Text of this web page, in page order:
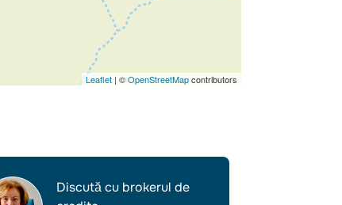
Leaflet | ©OpenStreetMapcontributors